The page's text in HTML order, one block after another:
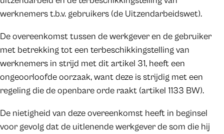
werknemers t.b.v. gebruikers (de Uitzendarbeidswet).
De overeenkomst tussen de werkgever en de gebruiker
met betrekking tot een terbeschikkingstelling van
werknemers in strijd met dit artikel 31, heeft een
ongeoorloofde oorzaak, want deze is strijdig met een
regeling die de openbare orde raakt (artikel 1133 BW).
De nietigheid van deze overeenkomst heeft in beginsel
voor gevolg dat de uitlenende werkgever de som die hij